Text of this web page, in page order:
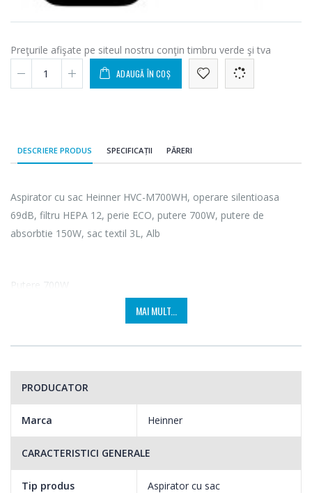
Preţurile afişate pe siteul nostru conţin timbru verde şi tva
ADAUGĂ ÎN COȘ
DESCRIERE PRODUS SPECIFICAȚII PĂRERI
Aspirator cu sac Heinner HVC-M700WH, operare silentioasa
69dB, filtru HEPA 12, perie ECO, putere 700W, putere de
absorbtie 150W, sac textil 3L, Alb
Putere 700W
energie si un motor ecologic. Cu un
motor ecologic de doar 700W, aspiratorul HVC-M700WH ajuta
la o scadere considerabila a
consumului de energie si asigura, in acelasi timp, rezultatele
dorite.
MAI MULT...
PRODUCATOR
Marca Heinner
CARACTERISTICI GENERALE
Tip produs Aspirator cu sac